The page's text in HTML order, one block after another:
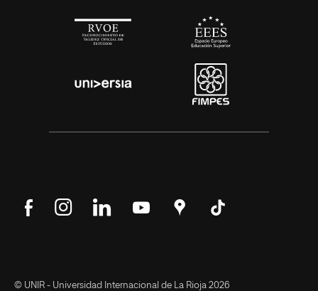
SíguenosSíguenos SíguenosSíguenos
Encuéntranos
© UNIR - Universidad Internacional de La Rioja 2026